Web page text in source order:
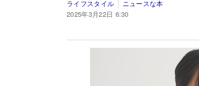
ライフスタイル
ニュースな本
2025年3月22日 6:30